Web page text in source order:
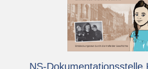
NS-Dokumentationsstelle